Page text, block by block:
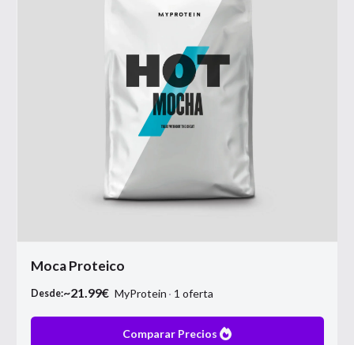
Moca Proteico
Desde:~21.99€ MyProtein 1 oferta
Comparar Precios